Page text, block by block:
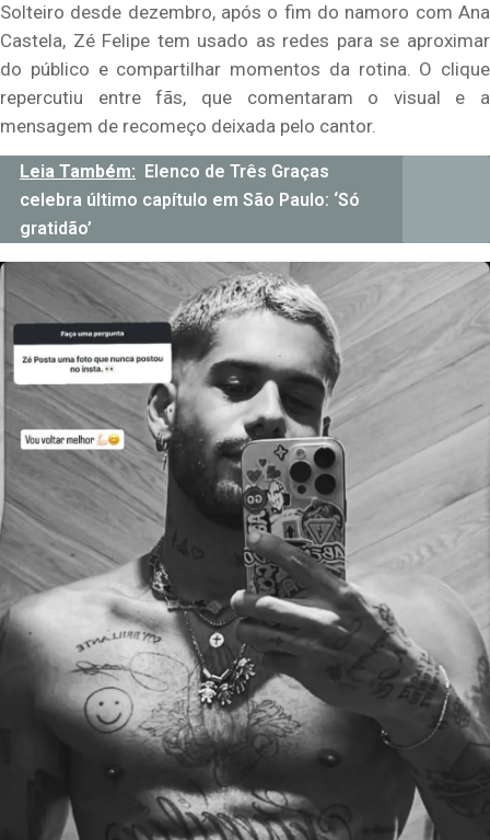
Solteiro desde dezembro, após o fim do namoro com Ana
Castela, Zé Felipe tem usado as redes para se aproximar
do público e compartilhar momentos da rotina. O clique
repercutiu entre fãs, que comentaram o visual e a
mensagem de recomeço deixada pelo cantor.
Leia Também:
Elenco de Três Graças
celebra último capítulo em São Paulo: ‘Só
gratidão’